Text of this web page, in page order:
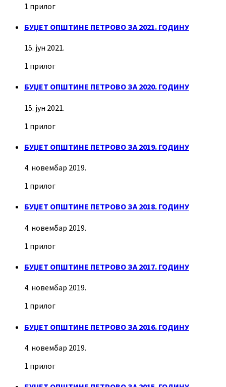
1 прилог
БУЏЕТ ОПШТИНЕ ПЕТРОВО ЗА 2021. ГОДИНУ
15. јун 2021.
1 прилог
БУЏЕТ ОПШТИНЕ ПЕТРОВО ЗА 2020. ГОДИНУ
15. јун 2021.
1 прилог
БУЏЕТ ОПШТИНЕ ПЕТРОВО ЗА 2019. ГОДИНУ
4. новембар 2019.
1 прилог
БУЏЕТ ОПШТИНЕ ПЕТРОВО ЗА 2018. ГОДИНУ
4. новембар 2019.
1 прилог
БУЏЕТ ОПШТИНЕ ПЕТРОВО ЗА 2017. ГОДИНУ
4. новембар 2019.
1 прилог
БУЏЕТ ОПШТИНЕ ПЕТРОВО ЗА 2016. ГОДИНУ
4. новембар 2019.
1 прилог